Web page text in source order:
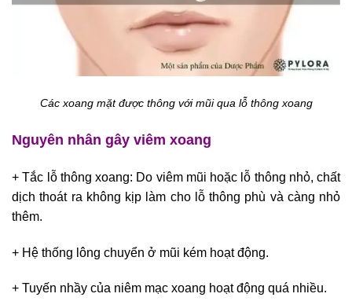
Các xoang mặt được thông với mũi qua lỗ thông xoang
Nguyên nhân gây viêm xoang
+ Tắc lỗ thông xoang: Do viêm mũi hoặc lỗ thông nhỏ, chất
dịch thoát ra không kịp làm cho lỗ thông phù và càng nhỏ
thêm.
+ Hệ thống lông chuyển ở mũi kém hoạt động.
+ Tuyến nhầy của niêm mạc xoang hoạt động quá nhiều.